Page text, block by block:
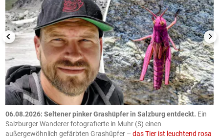
06.08.2026: Seltener pinker Grashüpfer in Salzburg entdeckt. Ein
Salzburger Wanderer fotografierte in Muhr (S) einen
außergewöhnlich gefärbten Grashüpfer – das Tier ist leuchtend rosa